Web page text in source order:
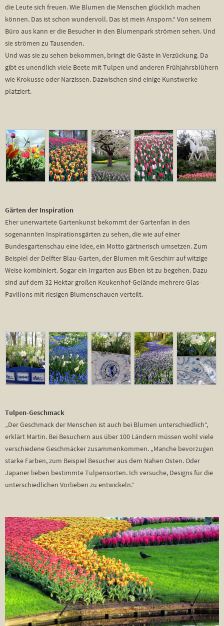
die Leute sich freuen. Wie Blumen die Menschen glücklich machen
können. Das ist schon wundervoll. Das ist mein Ansporn.“ Von seinem
Büro aus kann er die Besucher in den Blumenpark strömen sehen. Und
sie strömen zu Tausenden.
Und was sie zu sehen bekommen, bringt die Gäste in Verzückung. Da
gibt es unendlich viele Beete mit Tulpen und anderen Frühjahrsblühern
wie Krokusse oder Narzissen. Dazwischen sind einige Kunstwerke
platziert.
Gärten der Inspiration
Eher unerwartete Gartenkunst bekommt der Gartenfan in den
sogenannten Inspirationsgärten zu sehen, die wie auf einer
Bundesgartenschau eine Idee, ein Motto gärtnerisch umsetzen. Zum
Beispiel der Delfter Blau-Garten, der Blumen mit Geschirr auf witzige
Weise kombiniert. Sogar ein Irrgarten aus Eiben ist zu begehen. Dazu
sind auf dem 32 Hektar großen Keukenhof-Gelände mehrere Glas-
Pavillons mit riesigen Blumenschauen verteilt.
Tulpen-Geschmack
„Der Geschmack der Menschen ist auch bei Blumen unterschiedlich“,
erklärt Martin. Bei Besuchern aus über 100 Ländern müssen wohl viele
verschiedene Geschmäcker zusammenkommen. „Manche bevorzugen
starke Farben, zum Beispiel Besucher aus dem Nahen Osten. Oder
Japaner lieben bestimmte Tulpensorten. Ich versuche, Designs für die
unterschiedlichen Vorlieben zu entwickeln.“